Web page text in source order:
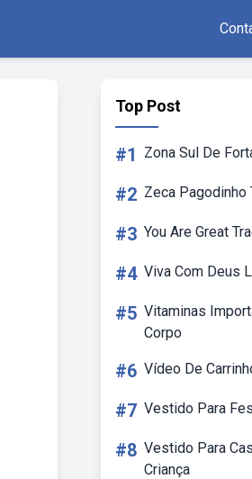
Top Post
#1 Zona Sul De
#2 Zeca Pagodinho
#3 You Are Great
#4 Viva Com Deus
#5 Vitaminas
Corpo
#6 Vídeo De
#7 Vestido Para
#8 Vestido Para
Criança